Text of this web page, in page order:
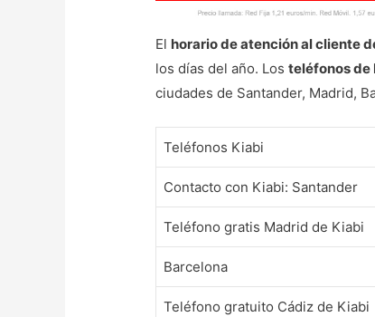
El horario de atención al cliente
los días del año. Losteléfonos de
ciudades de Santander, Madrid,
Teléfonos Kiabi
Contacto con Kiabi: Santander
Teléfono gratis Madrid de Kiabi
Barcelona
Teléfono gratuito Cádiz de Kiabi